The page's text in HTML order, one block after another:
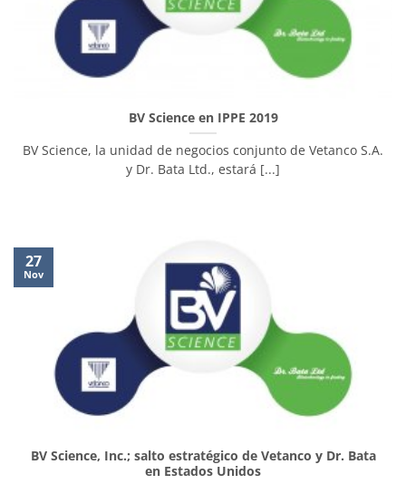
BV Science en IPPE 2019
BV Science, la unidad de negocios conjunto de Vetanco S.A.
y Dr. Bata Ltd., estará [...]
BV Science, Inc.; salto estratégico de Vetanco y Dr. Bata
en Estados Unidos
27
Nov